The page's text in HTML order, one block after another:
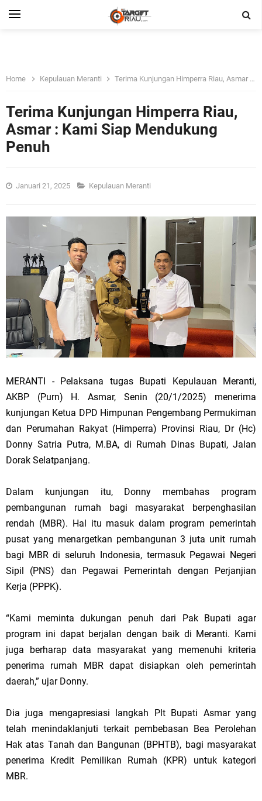
Home Kepulauan Meranti Terima Kunjungan Himperra Riau, Asmar : Kami Siap Mendukung Penuh
Terima Kunjungan Himperra Riau,
Asmar : Kami Siap Mendukung
Penuh
Januari 21, 2025 Kepulauan Meranti
MERANTI - Pelaksana tugas Bupati Kepulauan Meranti,
AKBP (Purn) H. Asmar, Senin (20/1/2025) menerima
kunjungan Ketua DPD Himpunan Pengembang Permukiman
dan Perumahan Rakyat (Himperra) Provinsi Riau, Dr (Hc)
Donny Satria Putra, M.BA, di Rumah Dinas Bupati, Jalan
Dorak Selatpanjang.
Dalam kunjungan itu, Donny membahas program
pembangunan rumah bagi masyarakat berpenghasilan
rendah (MBR). Hal itu masuk dalam program pemerintah
pusat yang menargetkan pembangunan 3 juta unit rumah
bagi MBR di seluruh Indonesia, termasuk Pegawai Negeri
Sipil (PNS) dan Pegawai Pemerintah dengan Perjanjian
Kerja (PPPK).
“Kami meminta dukungan penuh dari Pak Bupati agar
program ini dapat berjalan dengan baik di Meranti. Kami
juga berharap data masyarakat yang memenuhi kriteria
penerima rumah MBR dapat disiapkan oleh pemerintah
daerah,” ujar Donny.
Dia juga mengapresiasi langkah Plt Bupati Asmar yang
telah menindaklanjuti terkait pembebasan Bea Perolehan
Hak atas Tanah dan Bangunan (BPHTB), bagi masyarakat
penerima Kredit Pemilikan Rumah (KPR) untuk kategori
MBR.